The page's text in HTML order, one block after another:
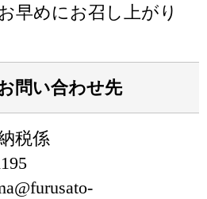
早めにお召し上がり
問い合わせ先
税係